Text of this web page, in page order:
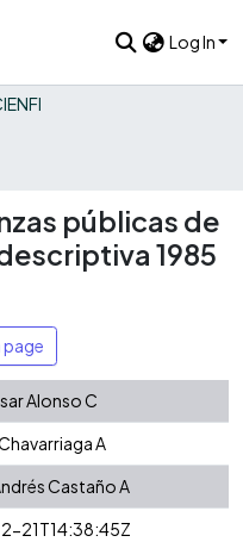
Log In
públicas de
1985
page
Alonso C
A
Castaño A
21T14:38:45Z